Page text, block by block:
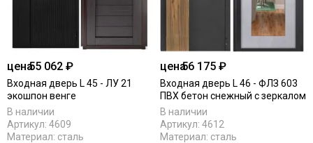
цена55 062 ₽
Входная дверь L 45 - ЛУ 21
экошпон венге
В наличии
Артикул: 4609
Материал: сталь
цена56 175 ₽
Входная дверь L 46 - ФЛЗ 603
ПВХ бетон снежный с зеркалом
В наличии
Артикул: 4612
Материал: сталь